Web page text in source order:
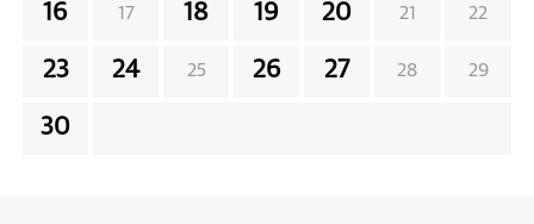
16 17 18 19 20 21 22
23 24 25 26 27 28 29
30